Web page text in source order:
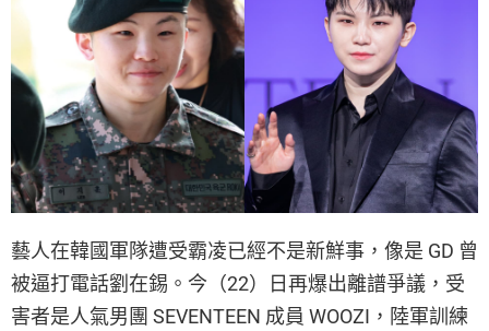
藝人在韓國軍隊遭受霸凌已經不是新鮮事，像是 GD 曾
被逼打電話劉在錫。今（22）日再爆出離譜爭議，受
害者是人氣男團 SEVENTEEN 成員 WOOZI，陸軍訓練